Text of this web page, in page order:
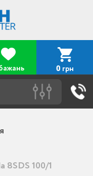
0 грн
8SDS 100/1